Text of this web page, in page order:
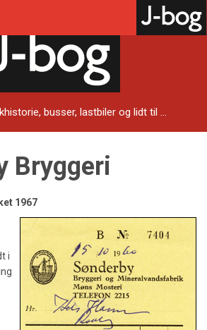
busser, lastbiler og lidt til ...
Bryggeri
1967
i